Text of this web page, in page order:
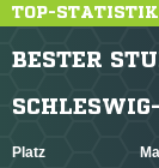
TOP-
BESTER
Platz